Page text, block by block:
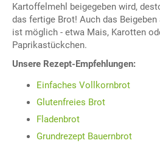
Kartoffelmehl beigegeben wird,
das fertige Brot! Auch das
ist möglich - etwa Mais, Karotten
Paprikastückchen.
Unsere Rezept-Empfehlungen:
Einfaches Vollkornbrot
Glutenfreies Brot
Fladenbrot
Grundrezept Bauernbrot